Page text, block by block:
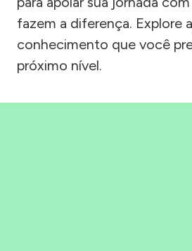
fazem a diferença. Explore
conhecimento que você
próximo nível.